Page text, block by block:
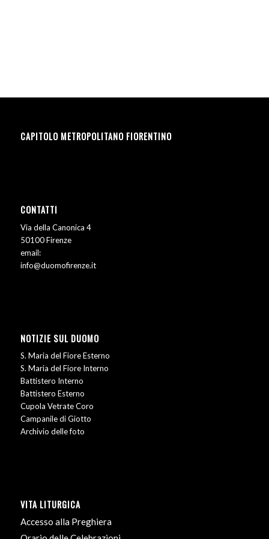
CAPITOLO METROPOLITANO FIORENTINO
CONTATTI
Via della Canonica 4
50100 Firenze
email:
info@duomofirenze.it
NOTIZIE SUL DUOMO
S. Maria del Fiore Esterno
S. Maria del Fiore Interno
Battistero Interno
Battistero Esterno
Cupola Vetrate Coro
Campanile di Giotto
Archivio delle foto
VITA LITURGICA
Accesso alla Preghiera